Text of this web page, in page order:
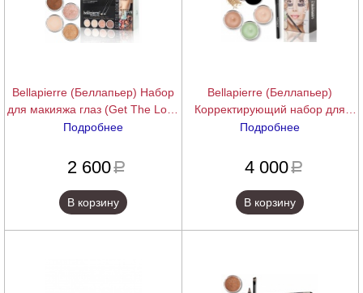
Bellapierre (Беллапьер) Набор
для макияжа глаз (Get The Look
Kits - Pretty Woman), 1 шт.
Подробнее
2 600a
В корзину
Bellapierre (Беллапьер)
Корректирующий набор для
макияжа (Extreme Concealing
Подробнее
4 000a
В корзину